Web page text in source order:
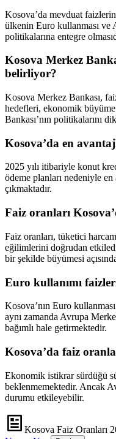
Kosova’da mevduat
ülkenin Euro kullanması ve
politikalarına entegre
Kosova Merkez
belirliyor?
Kosova Merkez Bankası,
hedefleri, ekonomik
Bankası’nın politikalarını
Kosova’da en
2025 yılı itibariyle konut
ödeme planları nedeniyle
çıkmaktadır.
Faiz oranları
Faiz oranları, tüketici
eğilimlerini doğrudan
bir şekilde büyümesi
Euro kullanımı
Kosova’nın Euro
aynı zamanda Avrupa
bağımlı hale getirmektedir.
Kosova’da faiz
Ekonomik istikrar sürdüğü
beklenmemektedir. Ancak
durumu etkileyebilir.
Kosova Faiz Oranları